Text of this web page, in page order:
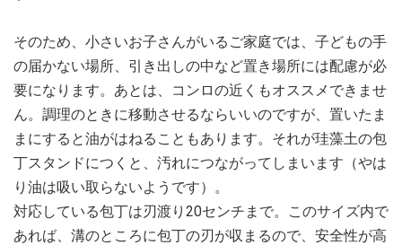
そのため、小さいお子さんがいるご家庭では、子どもの手
の届かない場所、引き出しの中など置き場所には配慮が必
要になります。あとは、コンロの近くもオススメできませ
ん。調理のときに移動させるならいいのですが、置いたま
まにすると油がはねることもあります。それが珪藻土の包
丁スタンドにつくと、汚れにつながってしまいます（やは
り油は吸い取らないようです）。
対応している包丁は刃渡り20センチまで。このサイズ内で
あれば、溝のところに包丁の刃が収まるので、安全性が高